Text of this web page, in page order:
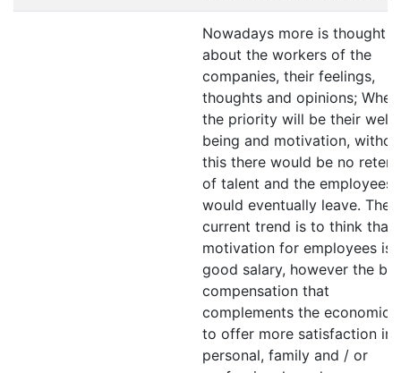
Nowadays more is thought
about the workers of the
companies, their feelings,
thoughts and opinions;
the priority will be their well-
being and motivation,
this there would be no
of talent and the employees
would eventually leave. The
current trend is to think that
motivation for employees is
good salary, however the
compensation that
complements the economic
to offer more satisfaction in
personal, family and / or